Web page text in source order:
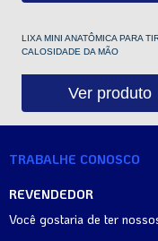
LIXA MINI ANATÔMICA PARA
CALOSIDADE DA MÃO
Ver produto
TRABALHE CONOSCO
REVENDEDOR
Você gostaria de ter